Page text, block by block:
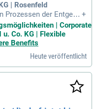
| Rosenfeld
Prozessen der Entgelta
Systemlandschaft;
für SAP HCM Abre
Betreuung und Be
+
| Corporate
u. Co. KG | Flexible
Benefits
Heute veröffentlicht